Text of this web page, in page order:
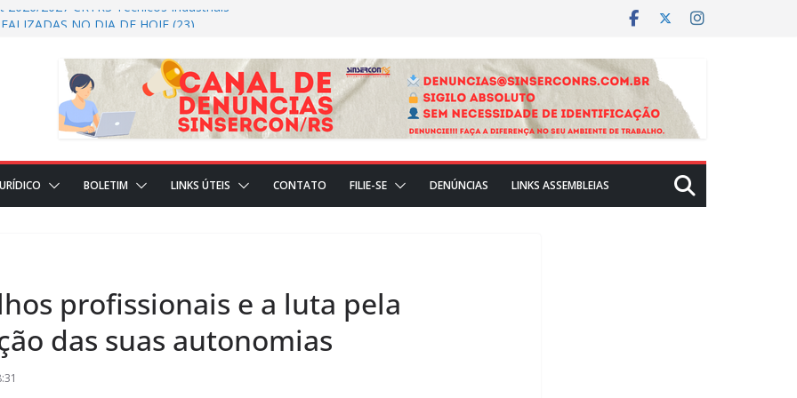
2026/2027 CRTRS Técnicos Industriais
NO DIA DE HOJE (23)
BOLETIM LINKS ÚTEIS CONTATO FILIE-SE DENÚNCIAS LINKS ASSEMBLEIAS
profissionais e a luta pela
das suas autonomias